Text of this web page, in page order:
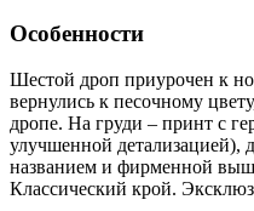
Особенности
Шестой дроп приурочен к
вернулись к песочному
дропе. На груди – принт с
улучшенной
названием и фирменной
Классический крой.